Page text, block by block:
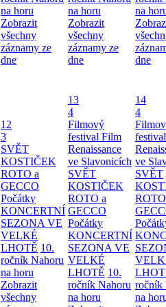
na horu
Zobrazit
všechny
záznamy ze
dne
na horu
Zobrazit
všechny
záznamy ze
dne
na
dne
12
3
SVĚT
KOSTIČEK
ROTO a
GECCO
Počátky
KONCERTNÍ
SEZONA VE
VELKÉ
LHOTĚ 10.
ročník Nahoru
na horu
Zobrazit
všechny
13
4
Filmový
festival Film
Renaissance
ve Slavonicích
SVĚT
KOSTIČEK
ROTO a
GECCO
Počátky
KONCERTNÍ
SEZONA VE
VELKÉ
LHOTĚ 10.
ročník Nahoru
na horu
14
4
ve
SVĚT
ročník
na